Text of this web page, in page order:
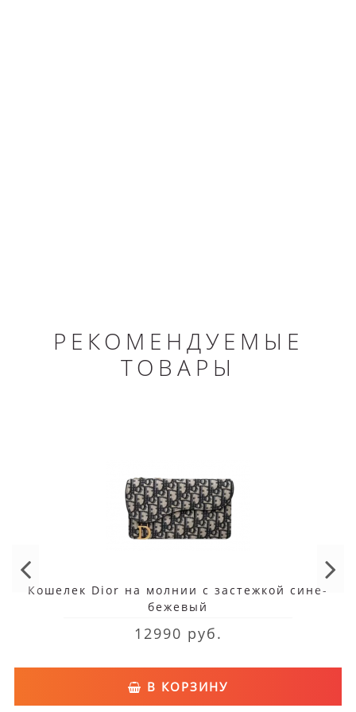
РЕКОМЕНДУЕМЫЕ
ТОВАРЫ
Кошелек Dior на молнии с застежкой сине-
бежевый
12990 руб.
В КОРЗИНУ